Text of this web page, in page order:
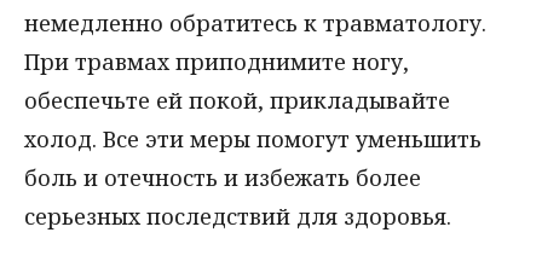
немедленно обратитесь к травматологу.
При травмах приподнимите ногу,
обеспечьте ей покой, прикладывайте
холод. Все эти меры помогут уменьшить
боль и отечность и избежать более
серьезных последствий для здоровья.